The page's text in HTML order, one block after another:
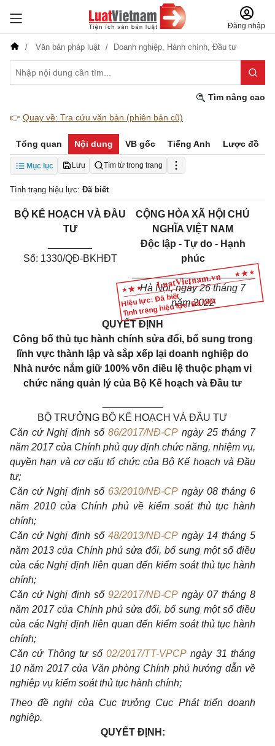
Đăng nhập
Văn bản pháp luật Doanh nghiệp, Hành chính, Đầu tư
Tìm nâng cao
👉 Quay về: Tra cứu văn bản (phiên bản cũ)
Tổng quan Nội dung VB gốc Tiếng Anh Lược đồ
Mục lục Lưu Tìm từ trong trang
Tình trạng hiệu lực: Đã biết
Hiệu lực: Đã biết
Tình trạng hiệu lực: Đã biết
BỘ KẾ HOẠCH VÀ ĐẦU
TƯ
Số: 1330/QĐ-BKHĐT
CỘNG HÒA XÃ HỘI CHỦ
NGHĨA VIỆT NAM
Độc lập - Tự do - Hạnh
phúc
______________________
Hà Nội, ngày 26 tháng 7
năm 2022
QUYẾT ĐỊNH
Công bố thủ tục hành chính sửa đổi, bổ sung trong
lĩnh vực thành lập và sắp xếp lại doanh nghiệp do
Nhà nước nắm giữ 100% vốn điều lệ thuộc phạm vi
chức năng quản lý của Bộ Kế hoạch và Đầu tư
BỘ TRƯỞNG BỘ KẾ HOẠCH VÀ ĐẦU TƯ
Căn cứ Nghị định số 86/2017/NĐ-CP ngày 25 tháng 7
năm 2017 của Chính phủ quy định chức năng, nhiệm vụ,
quyền hạn và cơ cấu tổ chức của Bộ Kế hoạch và Đầu
tư;
Căn cứ Nghị định số 63/2010/NĐ-CP ngày 08 tháng 6
năm 2010 của Chính phủ về kiểm soát thủ tục hành
chính;
Căn cứ Nghị định số 48/2013/NĐ-CP ngày 14 tháng 5
năm 2013 của Chính phủ sửa đổi, bổ sung một số điều
của các Nghị định liên quan đến kiểm soát thủ tục hành
chính;
Căn cứ Nghị định số 92/2017/NĐ-CP ngày 07 tháng 8
năm 2017 của Chính phủ sửa đổi, bổ sung một số điều
của các Nghị định liên quan đến kiểm soát thủ tục hành
chính;
Căn cứ Thông tư số 02/2017/TT-VPCPngày 31 tháng
10 năm 2017 của Văn phòng Chính phủ hướng dẫn về
nghiệp vụ kiểm soát thủ tục hành chính;
Theo đề nghị của Cục trưởng Cục Phát triển doanh
nghiệp.
QUYẾT ĐỊNH: